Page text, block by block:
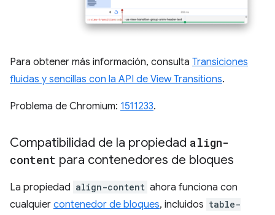
Para obtener más información, consulta Transiciones
fluidas y sencillas con la API de View Transitions.
Problema de Chromium: 1511233.
Compatibilidad de la propiedad align-
content para contenedores de bloques
La propiedad align-content ahora funciona con
cualquier contenedor de bloques, incluidos table-